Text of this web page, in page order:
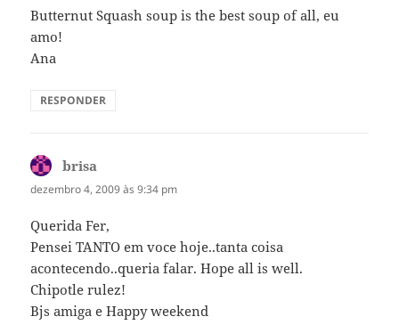
Butternut Squash soup is the best soup of all, eu
amo!
Ana
RESPONDER
brisa
dezembro 4, 2009 às 9:34 pm
Querida Fer,
Pensei TANTO em voce hoje..tanta coisa
acontecendo..queria falar. Hope all is well.
Chipotle rulez!
Bjs amiga e Happy weekend